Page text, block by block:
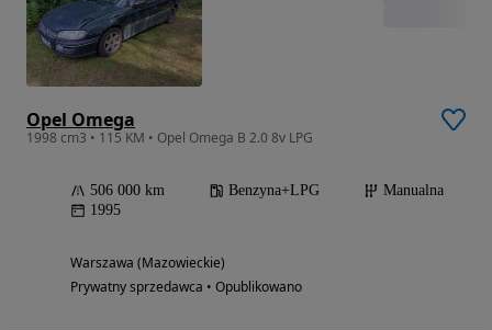
Opel Omega
1998 cm3 • 115 KM • Opel Omega B 2.0 8v LPG
506 000 km Benzyna+LPG
Manualna
1995
Warszawa (Mazowieckie)
Prywatny sprzedawca • Opublikowano